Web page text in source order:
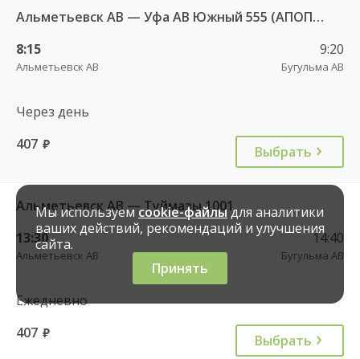
Альметьевск АВ — Уфа АВ Южный 555 (АПОПАТ)
8:15
Альметьевск АВ
9:20
Бугульма АВ
Через день
407 руб. Выбрать
Альметьевск АВ — Туймaзы 1001
13:30
Альметьевск АВ
14:40
Бугульма АВ
Ежедневно
407 руб. Выбрать
Мы используемcookie-файлыдля аналитики
ваших действий, рекомендаций и улучшения
сайта.
Принять